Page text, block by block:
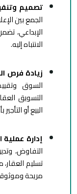
تصميم
الجمع بين
الإبداعي،
الانتباه إليه.
زيادة فرص
السوق
التسويق
البيع أو
إدارة عملية
التفاوض،
تسليم
مريحة